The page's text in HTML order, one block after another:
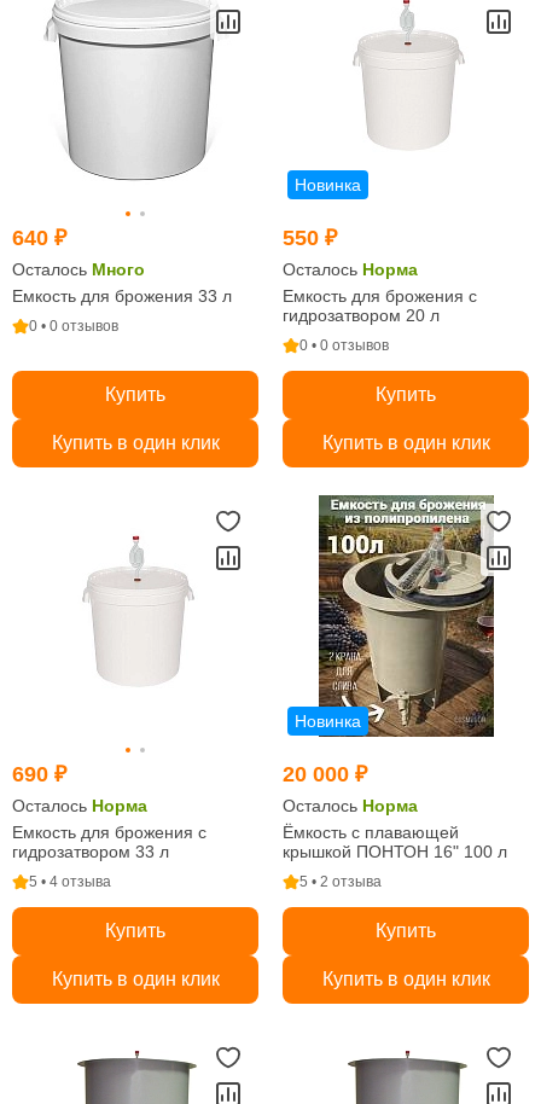
640 ₽
Осталось Много
Емкость для брожения 33 л
0 • 0 отзывов
Купить
Купить в один клик
Новинка
550 ₽
Осталось Норма
Емкость для брожения с
гидрозатвором 20 л
0 • 0 отзывов
Купить
Купить в один клик
690 ₽
Осталось Норма
Емкость для брожения с
гидрозатвором 33 л
5 • 4 отзыва
Купить
Купить в один клик
Новинка
20 000 ₽
Осталось Норма
Ёмкость с плавающей
крышкой ПОНТОН 16" 100 л
5 • 2 отзыва
Купить
Купить в один клик